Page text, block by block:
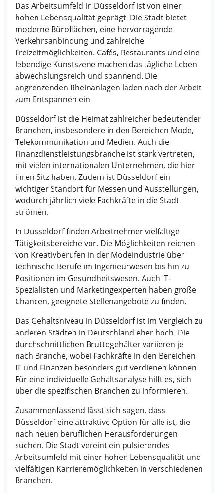
Das Arbeitsumfeld in Düsseldorf ist von einer
hohen Lebensqualität geprägt. Die Stadt bietet
moderne Büroflächen, eine hervorragende
Verkehrsanbindung und zahlreiche
Freizeitmöglichkeiten. Cafés, Restaurants und eine
lebendige Kunstszene machen das tägliche Leben
abwechslungsreich und spannend. Die
angrenzenden Rheinanlagen laden nach der Arbeit
zum Entspannen ein.
Düsseldorf ist die Heimat zahlreicher bedeutender
Branchen, insbesondere in den Bereichen Mode,
Telekommunikation und Medien. Auch die
Finanzdienstleistungsbranche ist stark vertreten,
mit vielen internationalen Unternehmen, die hier
ihren Sitz haben. Zudem ist Düsseldorf ein
wichtiger Standort für Messen und Ausstellungen,
wodurch jährlich viele Fachkräfte in die Stadt
strömen.
In Düsseldorf finden Arbeitnehmer vielfältige
Tätigkeitsbereiche vor. Die Möglichkeiten reichen
von Kreativberufen in der Modeindustrie über
technische Berufe im Ingenieurwesen bis hin zu
Positionen im Gesundheitswesen. Auch IT-
Spezialisten und Marketingexperten haben große
Chancen, geeignete Stellenangebote zu finden.
Das Gehaltsniveau in Düsseldorf ist im Vergleich zu
anderen Städten in Deutschland eher hoch. Die
durchschnittlichen Bruttogehälter variieren je
nach Branche, wobei Fachkräfte in den Bereichen
IT und Finanzen besonders gut verdienen können.
Für eine individuelle Gehaltsanalyse hilft es, sich
über die spezifischen Branchen zu informieren.
Zusammenfassend lässt sich sagen, dass
Düsseldorf eine attraktive Option für alle ist, die
nach neuen beruflichen Herausforderungen
suchen. Die Stadt vereint ein pulsierendes
Arbeitsumfeld mit einer hohen Lebensqualität und
vielfältigen Karrieremöglichkeiten in verschiedenen
Branchen.